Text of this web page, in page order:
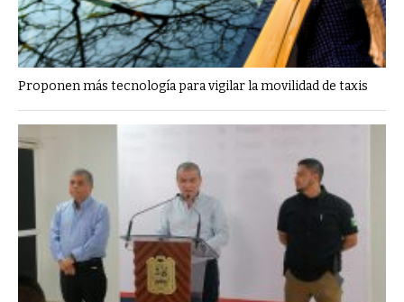
Proponen más tecnología para vigilar la movilidad de taxis